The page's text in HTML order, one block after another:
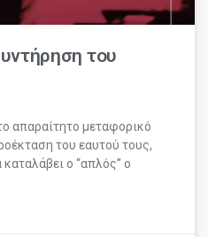
του
απαραίτητο μεταφορικό
του εαυτού τους,
ο “απλός” ο